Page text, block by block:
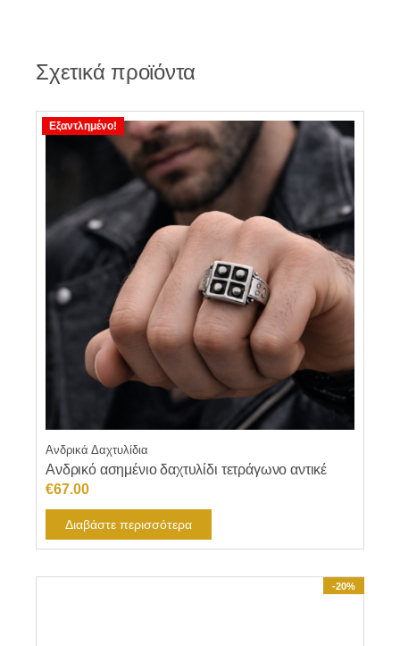
Σχετικά προϊόντα
Εξαντλημένο!
Ανδρικά Δαχτυλίδια
Aνδρικό ασημένιο δαχτυλίδι τετράγωνο αντικέ
€67.00
Διαβάστε περισσότερα
-20%